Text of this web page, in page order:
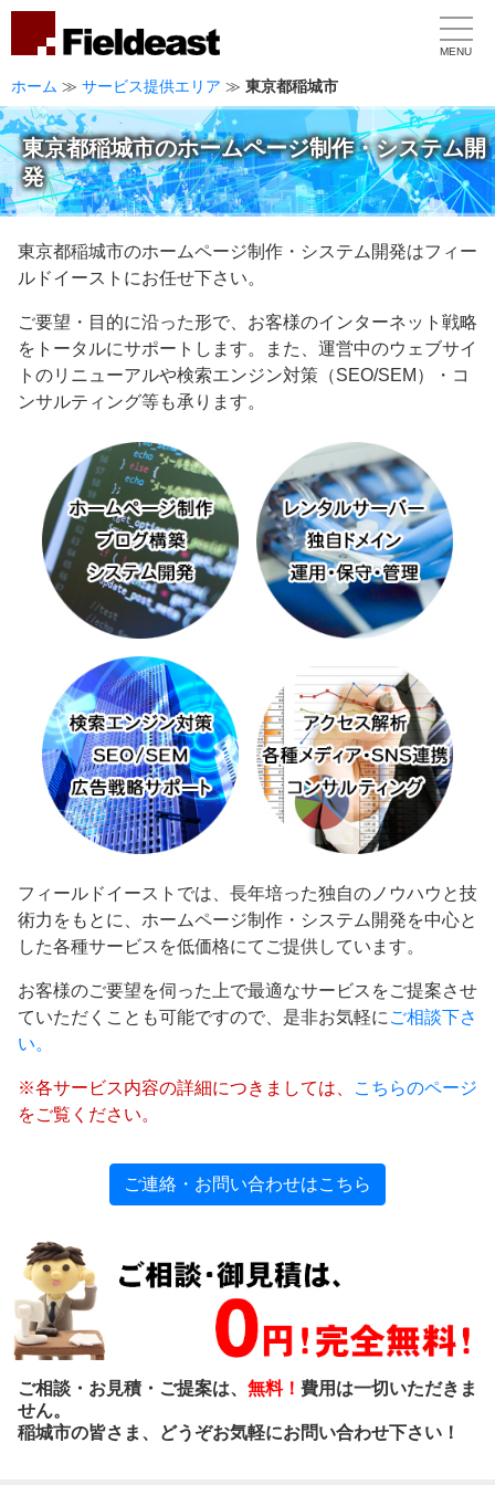
MENU
ホーム ≫ サービス提供エリア ≫ 東京都稲城市
東京都稲城市のホームページ制作・システム開
発
東京都稲城市のホームページ制作・システム開発はフィー
ルドイーストにお任せ下さい。
ご要望・目的に沿った形で、お客様のインターネット戦略
をトータルにサポートします。また、運営中のウェブサイ
トのリニューアルや検索エンジン対策（SEO/SEM）・コ
ンサルティング等も承ります。
フィールドイーストでは、長年培った独自のノウハウと技
術力をもとに、ホームページ制作・システム開発を中心と
した各種サービスを低価格にてご提供しています。
お客様のご要望を伺った上で最適なサービスをご提案させ
ていただくことも可能ですので、是非お気軽に ご相談下さ
い。
※各サービス内容の詳細につきましては、
こちらのページ
をご覧ください。
ご連絡・お問い合わせはこちら
ご相談・お見積・ご提案は、 無料！ 費用は一切いただきま
せん。
稲城市の皆さま、どうぞお気軽にお問い合わせ下さい！